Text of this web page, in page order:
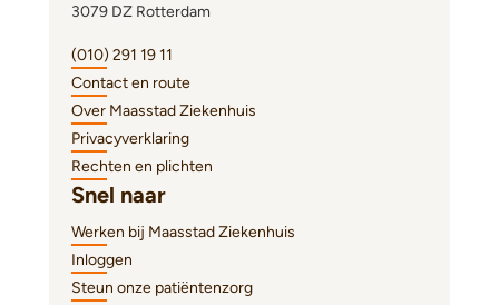
3079 DZ Rotterdam
(010) 291 19 11
Contact en route
Over Maasstad Ziekenhuis
Privacyverklaring
Rechten en plichten
Snel naar
Werken bij Maasstad Ziekenhuis
Inloggen
Steun onze patiëntenzorg